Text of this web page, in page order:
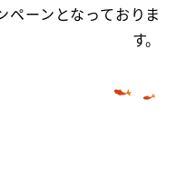
ーンとなっておりま
す。